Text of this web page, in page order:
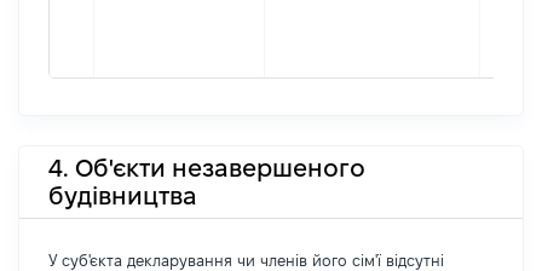
4. Об'єкти незавершеного
будівництва
У суб'єкта декларування чи членів його сім'ї відсутні